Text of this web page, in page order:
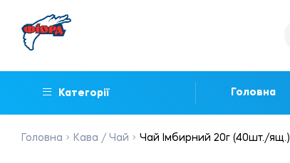
Категорії Головна
Головна Кава / Чай Чай Імбирний 20г (40шт./ящ.)